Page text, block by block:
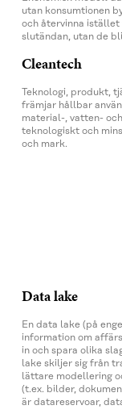
utan konsumtionen
och återvinna
slutändan, utan de
Cleantech
Teknologi, produkt,
främjar hållbar
material-, vatten-
teknologiskt och
och mark.
Data lake
En data lake (på
information om
in och spara olika
lake skiljer sig från
lättare modellering
(t.ex. bilder,
är datareservoar,